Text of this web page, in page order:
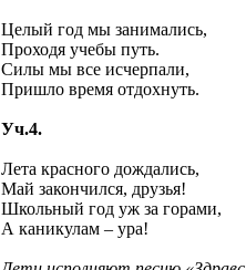
Целый год мы занимались,
Проходя учебы путь.
Силы мы все исчерпали,
Пришло время отдохнуть.
Уч.4.
Лета красного дождались,
Май закончился, друзья!
Школьный год уж за горами,
А каникулам – ура!